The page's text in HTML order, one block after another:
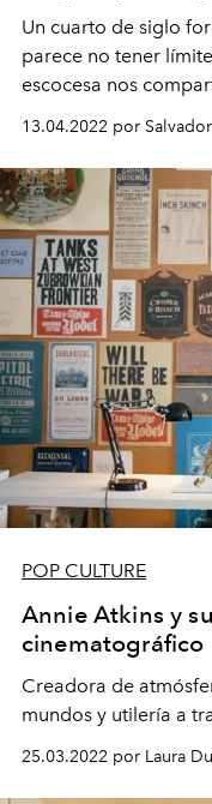
Un cuarto de siglo
parece no tener
escocesa nos
13.04.2022 por
POP CULTURE
Annie Atkins y
cinematográfico
Creadora de
mundos y utilería a
25.03.2022 por Laura